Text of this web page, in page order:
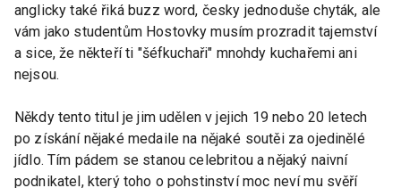
anglicky také řiká buzz word, česky jednoduše chyták, ale
vám jako studentům Hostovky musím prozradit tajemství
a sice, že někteří ti "šéfkuchaři" mnohdy kuchařemi ani
nejsou.
Někdy tento titul je jim udělen v jejich 19 nebo 20 letech
po získání nějaké medaile na nějaké soutěi za ojedinělé
jídlo. Tím pádem se stanou celebritou a nějaký naivní
podnikatel, který toho o pohstinství moc neví mu svěří